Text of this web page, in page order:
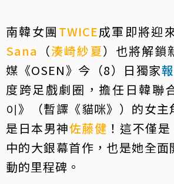
南韓女團 TWICE成軍即將迎
Sana
（湊崎紗夏）也將解鎖
媒《OSEN》今（8）日獨家
度跨足戲劇圈，擔任日韓聯
이》（暫譯《貓咪》）的女
是日本男神佐藤健 ！這不僅
中的大銀幕首作，也是她全
動的里程碑。